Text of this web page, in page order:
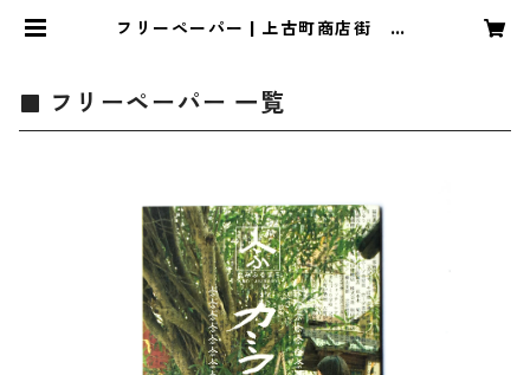
フリーペーパー | 上古町商店街 ka
フリーペーパー 一覧